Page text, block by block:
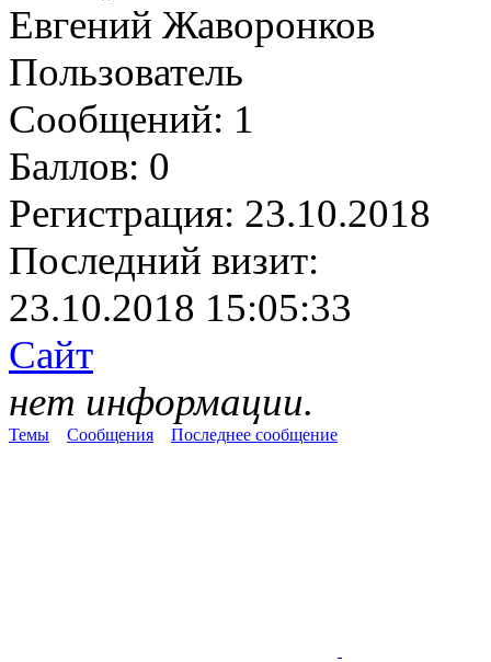
Евгений Жаворонков
Пользователь
Сообщений: 1
Баллов: 0
Регистрация: 23.10.2018
Последний визит:
23.10.2018 15:05:33
Сайт
нет информации.
Темы Сообщения Последнее сообщение